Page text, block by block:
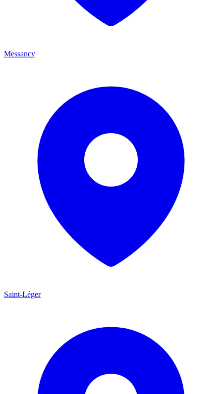
Messancy
Saint-Léger